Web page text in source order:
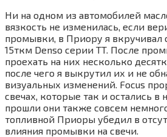
Ни на одном из автомобилей
вязкость не изменилась, если
промывки, в Приору я вкручивал
15ткм Denso серии TT. После
проехать на них несколько
после чего я выкрутил их и не
визуальных изменений. Focus
свечах, которые так и остались в
прошли они также совсем
топливной Приоры убедил в
влияния промывки на свечи.